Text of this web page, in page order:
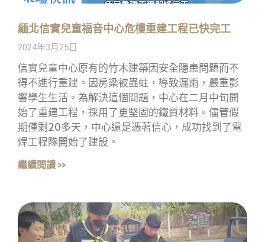
緬北信實兒童福音中心危樓重建工程已快完工
2024年3月25日
信實兒童中心原有的竹木建築因安全隱患問題而不
得不進行重建。因房梁被蟲蛀，導致漏雨，嚴重影
響學生生活。為解決這個問題，中心在二月中旬開
始了重建工程，採用了更堅固的鐵質材料。儘管假
期僅剩20多天，中心還是憑著信心，成功找到了電
焊工程隊開始了建設。
繼續閱讀 »